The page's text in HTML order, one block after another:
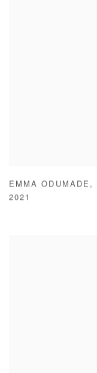
EMMA ODUMADE ,
2021